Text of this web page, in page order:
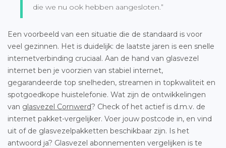
die we nu ook hebben aangesloten.”
Een voorbeeld van een situatie die de standaard is voor
veel gezinnen. Het is duidelijk: de laatste jaren is een snelle
internetverbinding cruciaal. Aan de hand van glasvezel
internet ben je voorzien van stabiel internet,
gegarandeerde top snelheden, streamen in topkwaliteit en
spotgoedkope huistelefonie. Wat zijn de ontwikkelingen
van glasvezel Cornwerd? Check of het actief is d.m.v. de
internet pakket-vergelijker. Voer jouw postcode in, en vind
uit of de glasvezelpakketten beschikbaar zijn. Is het
antwoord ja? Glasvezel abonnementen vergelijken is te